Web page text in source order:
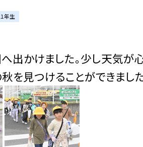
１年生
出かけました。少し天気が
を見つけることができました